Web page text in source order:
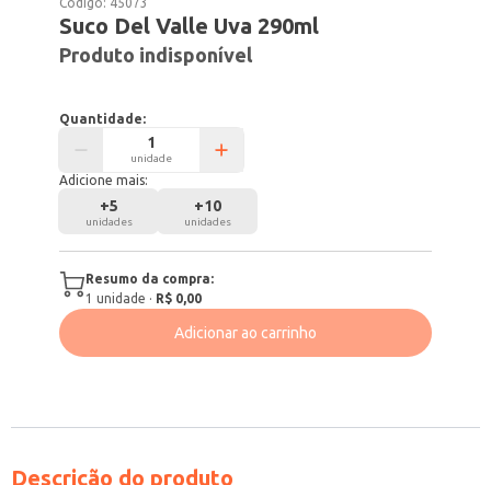
Suco Del Valle Uva 290ml
Produto indisponível
Quantidade:
unidade
Adicione mais:
+5
unidades
+10
unidades
Resumo da compra:
1 unidade · R$ 0,00
Adicionar ao carrinho
Descrição do produto